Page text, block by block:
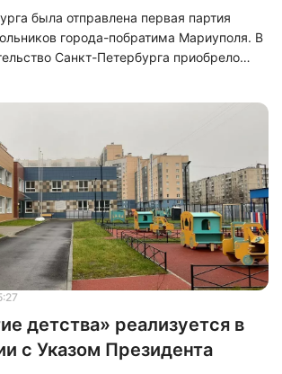
была отправлена первая партия
города-побратима Мариуполя. В
Санкт-Петербурга приобрело
для детей разных возрастных групп.
первоклассникам, каждый из
года получит не только
и учебники, но и школьный
детства» реализуется в
с Указом Президента
на кнопку "Отправить" вы
сполитикой конфиденциальности